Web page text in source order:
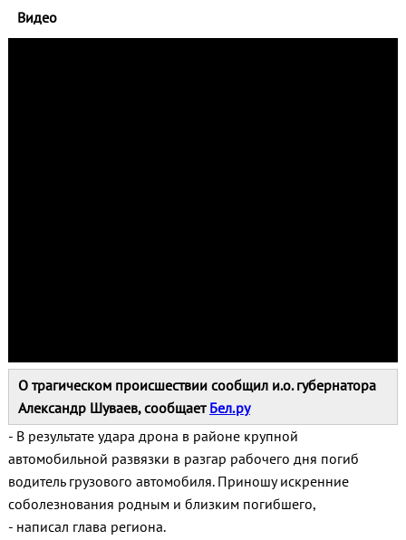
Видео
О трагическом происшествии сообщил и.о. губернатора
Александр Шуваев, сообщает Бел.ру
- В результате удара дрона в районе крупной
автомобильной развязки в разгар рабочего дня погиб
водитель грузового автомобиля. Приношу искренние
соболезнования родным и близким погибшего,
- написал глава региона.